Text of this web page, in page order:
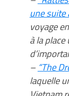
une suite
voyage
à la
– “The
laquelle